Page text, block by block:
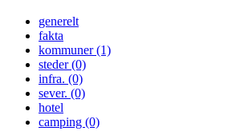
generelt
fakta
kommuner (1)
steder (0)
infra. (0)
sever. (0)
hotel
camping (0)